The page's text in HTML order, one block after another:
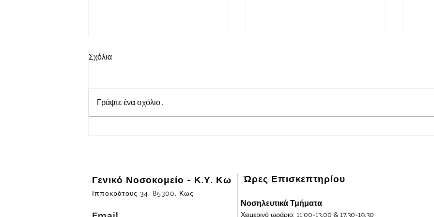
ΕΒΔΟΜΑΔΙΑΙΟ
ΧΕΙΡΟΥΡΓΕΙΟΥ.
ΧΕΙΡΟΥΡΓΕΙΩΝ ΑΠΟ 09-12-
2024 ΕΩΣ 13-13-2024.
ΧΕΙΡΟΥΡΓΕΙΟΥ.
2024 ΕΩΣ 08-11-2024.
Σχόλια
Γράψτε ένα σχόλιο...
Γενικό Νοσοκομείο - Κ.Υ. Κω
Ιπποκράτους 34, 85300, Κως
Ώρες Επισκεπτηρίου
Νοσηλευτικά Τμήματα
Χειμερινό ωράριο: 11.00-13.00 & 17.30-19.30